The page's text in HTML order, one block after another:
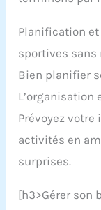
Planification
sportives sans
Bien planifier
L’organisation
Prévoyez
activités en
surprises.
[h3>Gérer son